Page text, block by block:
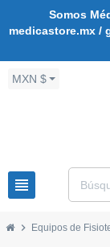
Somos
medicastore.mx /
MXN $
view_headline
chevron_right Equipos de